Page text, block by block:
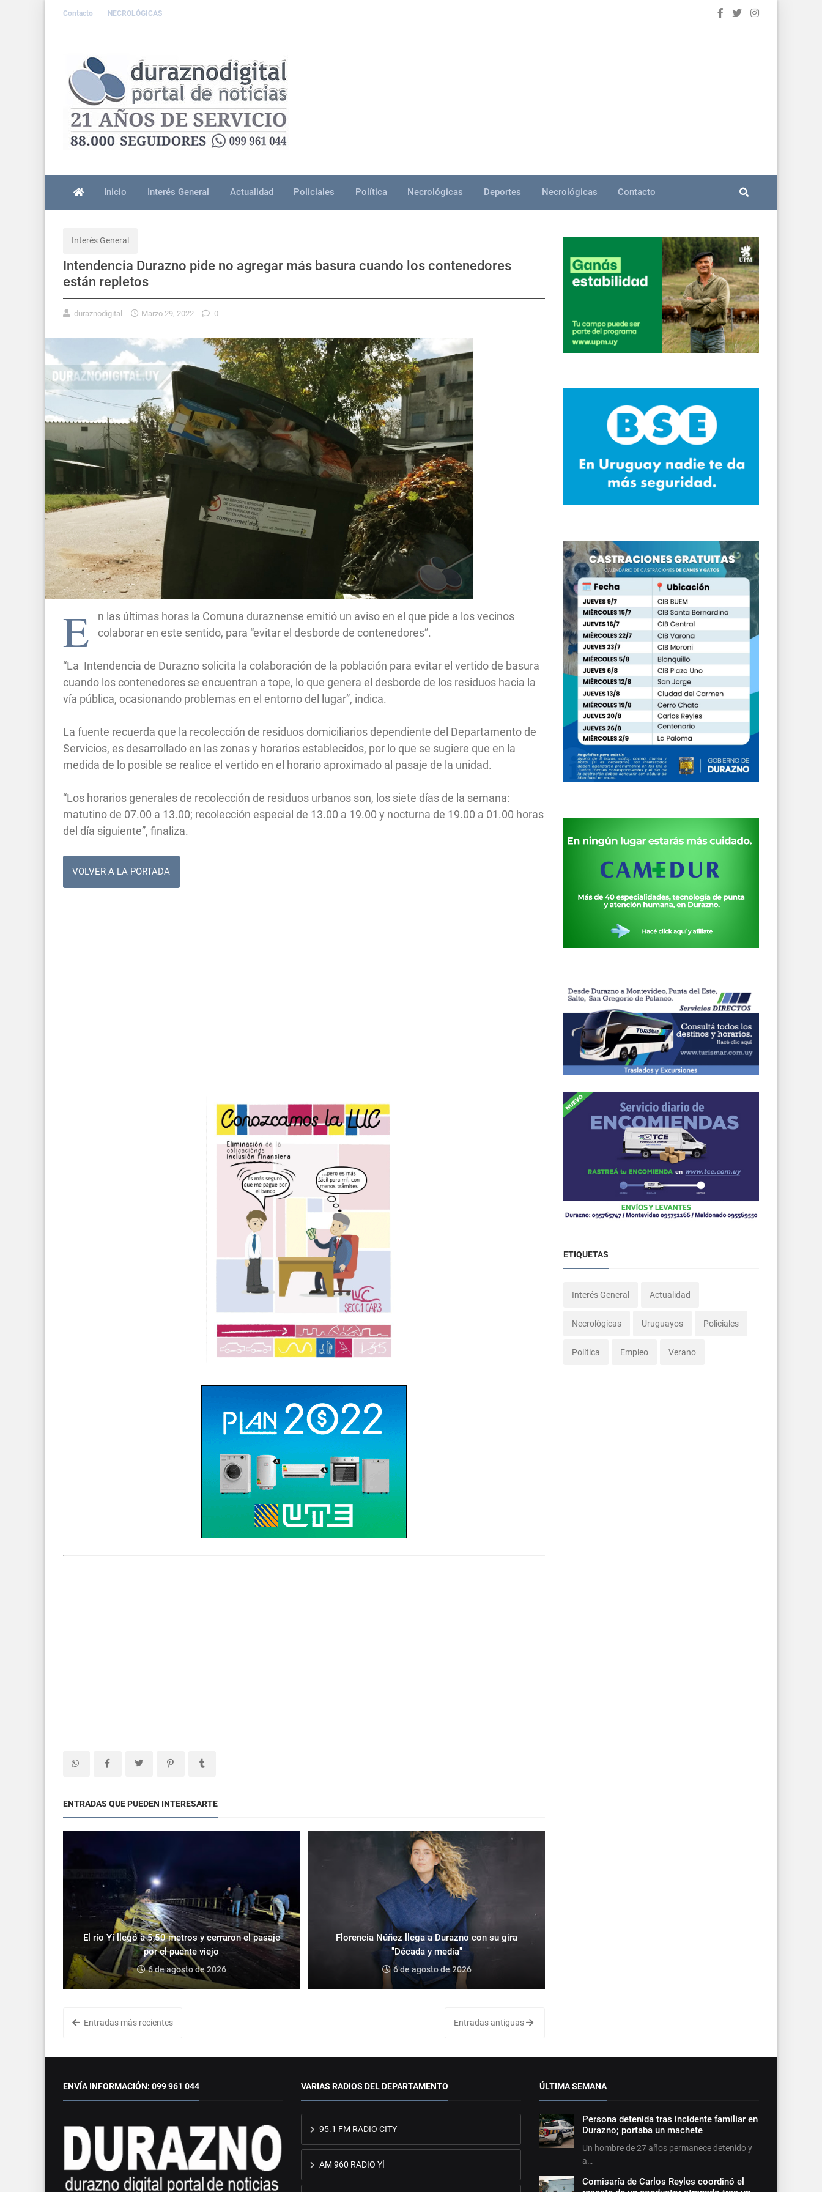
Contacto NECROLÓGICAS
Inicio Interés General Actualidad Policiales Política Necrológicas Deportes Necrológicas Contacto
Interés General
Intendencia Durazno pide no agregar más basura cuando los contenedores
están repletos
duraznodigital Marzo 29, 2022 0
E
n las últimas horas la Comuna duraznense emitió un aviso en el que pide a los vecinos
colaborar en este sentido, para “evitar el desborde de contenedores”.
“La Intendencia de Durazno solicita la colaboración de la población para evitar el vertido de basura
cuando los contenedores se encuentran a tope, lo que genera el desborde de los residuos hacia la
vía pública, ocasionando problemas en el entorno del lugar”, indica.
La fuente recuerda que la recolección de residuos domiciliarios dependiente del Departamento de
Servicios, es desarrollado en las zonas y horarios establecidos, por lo que se sugiere que en la
medida de lo posible se realice el vertido en el horario aproximado al pasaje de la unidad.
“Los horarios generales de recolección de residuos urbanos son, los siete días de la semana:
matutino de 07.00 a 13.00; recolección especial de 13.00 a 19.00 y nocturna de 19.00 a 01.00 horas
del día siguiente”, finaliza.
VOLVER A LA PORTADA
ENTRADAS QUE PUEDEN INTERESARTE
El río Yí llegó a 5,50 metros y cerraron el pasaje
por el puente viejo
6 de agosto de 2026
Florencia Núñez llega a Durazno con su gira
"Década y media"
6 de agosto de 2026
Entradas más recientes Entradas antiguas
ETIQUETAS
Interés General Actualidad
Necrológicas Uruguayos Policiales
Política Empleo Verano
ENVÍA INFORMACIÓN: 099 961 044 VARIAS RADIOS DEL DEPARTAMENTO
95.1 FM RADIO CITY
AM 960 RADIO YÍ
ÚLTIMA SEMANA
Persona detenida tras incidente familiar en
Durazno; portaba un machete
Un hombre de 27 años permanece detenido y
a…
Comisaría de Carlos Reyles coordinó el